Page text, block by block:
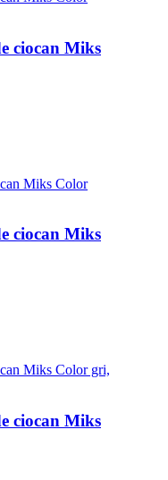
ciocan Miks
ciocan Miks
ciocan Miks